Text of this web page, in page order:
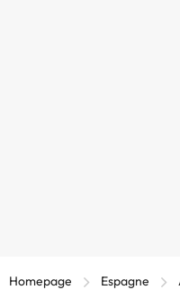
Homepage Espagne